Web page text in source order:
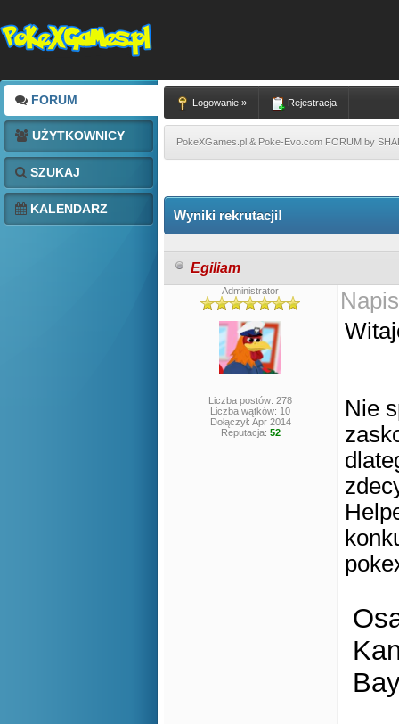
FORUM
UŻYTKOWNICY
SZUKAJ
KALENDARZ
Logowanie » Rejestracja
PokeXGames.pl & Poke-Evo.com FORUM by
Wyniki rekrutacji!
Egiliam
Administrator
Liczba postów: 278
Liczba wątków: 10
Dołączył: Apr 2014
Reputacja: 52
Nie